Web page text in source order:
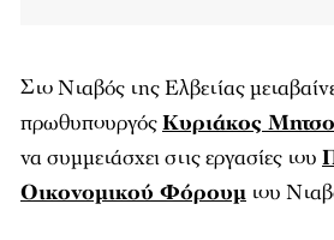
Στο Νταβός της Ελβετίας
πρωθυπουργόςΚυριάκος
να συμμετάσχει στις εργασίες του
Οικονομικού Φόρουμ του